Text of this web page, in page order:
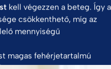
kell végezzen a beteg. Így a
csökkenthető, míg az
mennyiségű
magas fehérjetartalmú